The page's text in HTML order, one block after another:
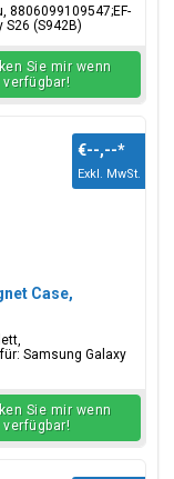
8806099109547;EF-
S26 (S942B)
Sie mir wenn
verfügbar!
Case,
Samsung Galaxy
€--,--*
Exkl. MwSt.
Sie mir wenn
verfügbar!